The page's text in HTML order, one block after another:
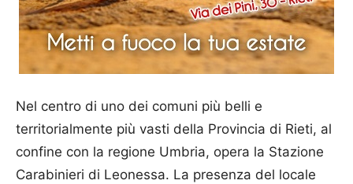
Nel centro di uno dei comuni più belli e
territorialmente più vasti della Provincia di Rieti, al
confine con la regione Umbria, opera la Stazione
Carabinieri di Leonessa. La presenza del locale